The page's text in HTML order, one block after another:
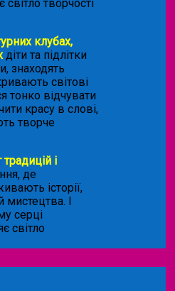
світло творчості
клубах,
діти та підлітки
знаходять
світові
тонко відчувати
красу в слові,
творче
і
де
історії,
І
серці
світло